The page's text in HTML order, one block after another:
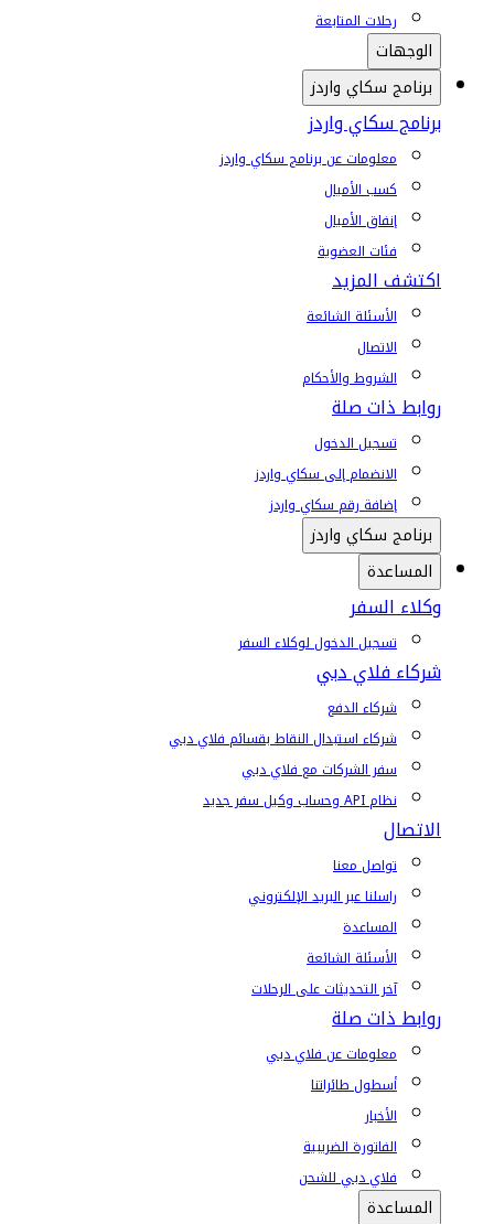
رحلات المتابعة
الوجهات
برنامج سكاي واردز
برنامج سكاي واردز
معلومات عن برنامج سكاي واردز
كسب الأميال
إنفاق الأميال
فئات العضوية
اكتشف المزيد
الأسئلة الشائعة
الاتصال
الشروط والأحكام
روابط ذات صلة
تسجيل الدخول
الانضمام إلى سكاي واردز
إضافة رقم سكاي واردز
برنامج سكاي واردز
المساعدة
وكلاء السفر
تسجيل الدخول لوكلاء السفر
شركاء فلاي دبي
شركاء الدفع
شركاء استبدال النقاط بقسائم فلاي دبي
سفر الشركات مع فلاي دبي
نظام API وحساب وكيل سفر جديد
الاتصال
تواصل معنا
راسلنا عبر البريد الإلكتروني
المساعدة
الأسئلة الشائعة
آخر التحديثات على الرحلات
روابط ذات صلة
معلومات عن فلاي دبي
أسطول طائراتنا
الأخبار
الفاتورة الضريبية
فلاي دبي للشحن
المساعدة